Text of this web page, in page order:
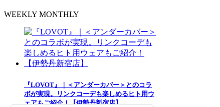
WEEKLY MONTHLY
『LOVOT』｜＜アンダーカバー＞とのコラ
ボが実現。リンクコーデも楽しめるヒト用ウ
ェアもご紹介！【伊勢丹新宿店】